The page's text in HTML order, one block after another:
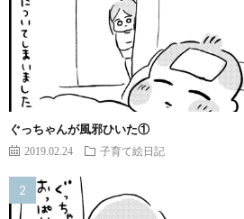
ぐっちゃんが風邪ひいた①
2019.02.24 子育て絵日記